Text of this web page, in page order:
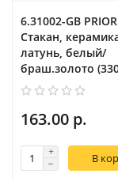
6.31002-GB
Стакан,
латунь, белый/
браш.золото
163.00 р.
В